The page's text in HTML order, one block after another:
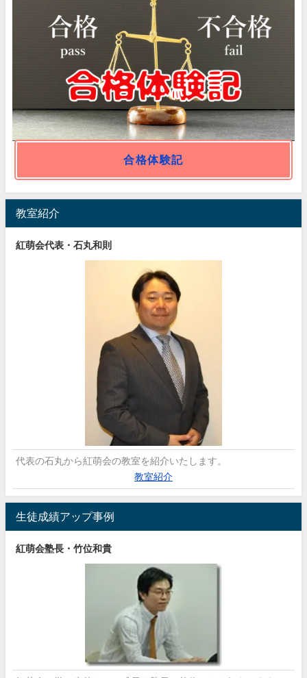
合格体験記
教室紹介
紅萌会代表・石丸和則
代表の石丸から紅萌会の教室を紹介いたします。
教室紹介
生徒成績アップ事例
紅萌会塾長・竹位和貴